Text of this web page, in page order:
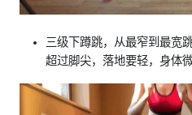
三级下蹲跳，从最窄到最宽
超过脚尖，落地要轻，身体